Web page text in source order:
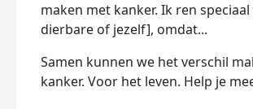
maken met kanker. Ik ren
dierbare of jezelf], omdat...
Samen kunnen we het verschil
kanker. Voor het leven. Help je